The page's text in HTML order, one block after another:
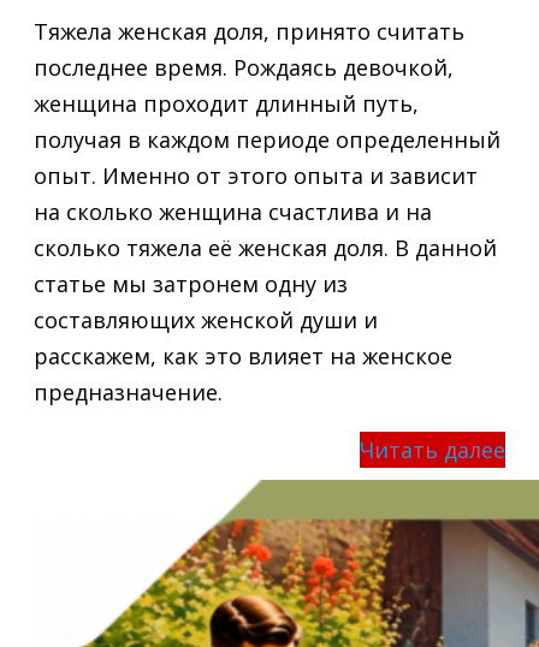
Тяжела женская доля, принято считать
последнее время. Рождаясь девочкой,
женщина проходит длинный путь,
получая в каждом периоде определенный
опыт. Именно от этого опыта и зависит
на сколько женщина счастлива и на
сколько тяжела её женская доля. В данной
статье мы затронем одну из
составляющих женской души и
расскажем, как это влияет на женское
предназначение.
Читать далее